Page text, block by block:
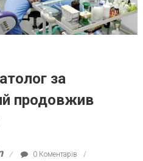
за
продовжив
0 Коментарів